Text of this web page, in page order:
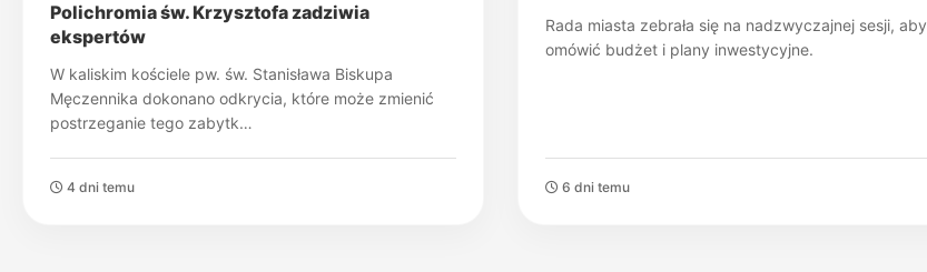
Polichromia św. Krzysztofa zadziwia
ekspertów
W kaliskim kościele pw. św. Stanisława Biskupa
Męczennika dokonano odkrycia, które może zmienić
postrzeganie tego zabytk…
4 dni temu
Rada miasta zebrała się na nadzwyczajnej sesji, aby
omówić budżet i plany inwestycyjne.
6 dni temu